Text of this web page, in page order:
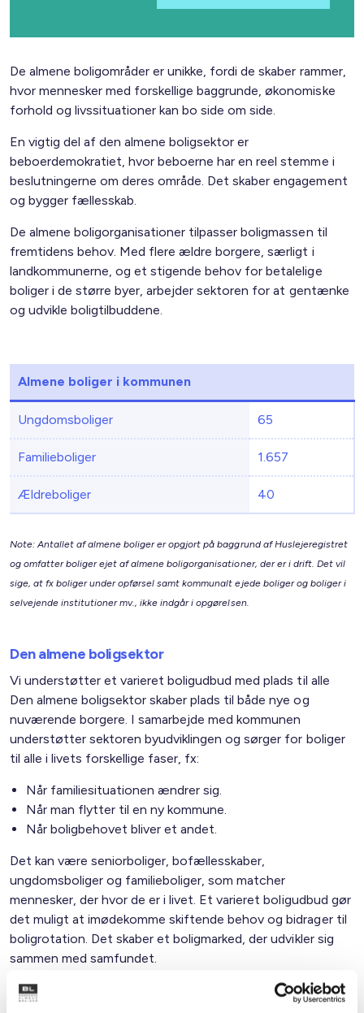
De almene boligområder er unikke, fordi de skaber rammer,
hvor mennesker med forskellige baggrunde, økonomiske
forhold og livssituationer kan bo side om side.
En vigtig del af den almene boligsektor er
beboerdemokratiet, hvor beboerne har en reel stemme i
beslutningerne om deres område. Det skaber engagement
og bygger fællesskab.
De almene boligorganisationer tilpasser boligmassen til
fremtidens behov. Med flere ældre borgere, særligt i
landkommunerne, og et stigende behov for betalelige
boliger i de større byer, arbejder sektoren for at gentænke
og udvikle boligtilbuddene.
Almene boliger i kommunen
Ungdomsboliger 65
Familieboliger 1.657
Ældreboliger 40
Note: Antallet af almene boliger er opgjort på baggrund af Huslejeregistret
og omfatter boliger ejet af almene boligorganisationer, der er i drift. Det vil
sige, at fx boliger under opførsel samt kommunalt ejede boliger og boliger i
selvejende institutioner mv., ikke indgår i opgørelsen.
Den almene boligsektor
Vi understøtter et varieret boligudbud med plads til alle
Den almene boligsektor skaber plads til både nye og
nuværende borgere. I samarbejde med kommunen
understøtter sektoren byudviklingen og sørger for boliger
til alle i livets forskellige faser, fx:
Når familiesituationen ændrer sig.
Når man flytter til en ny kommune.
Når boligbehovet bliver et andet.
Det kan være seniorboliger, bofællesskaber,
ungdomsboliger og familieboliger, som matcher
mennesker, der hvor de er i livet. Et varieret boligudbud gør
det muligt at imødekomme skiftende behov og bidrager til
boligrotation. Det skaber et boligmarked, der udvikler sig
sammen med samfundet.
Familietyper i de almene boliger i kommunen